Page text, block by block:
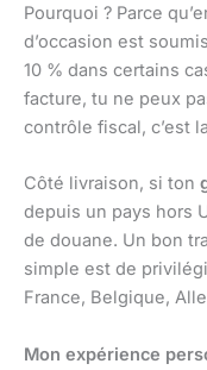
Pourquoi ? Parce
d’occasion est
10 % dans certains
facture, tu ne peux
contrôle fiscal, c’est
Côté livraison, si ton
depuis un pays hors
de douane. Un bon
simple est de
France, Belgique,
Mon expérience